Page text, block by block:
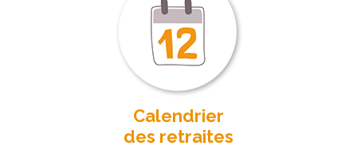
Calendrier
des retraites